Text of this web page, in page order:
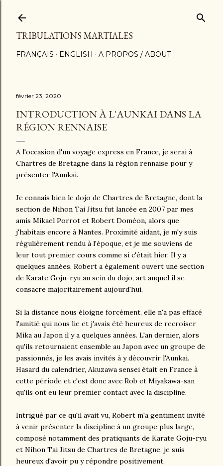
TRIBULATIONS MARTIALES
FRANÇAIS ENGLISH A PROPOS / ABOUT
février 23, 2020
INTRODUCTION À L'AUNKAI DANS LA
RÉGION RENNAISE
A l'occasion d'un voyage express en France, je serai à
Chartres de Bretagne dans la région rennaise pour y
présenter l'Aunkai.
Je connais bien le dojo de Chartres de Bretagne, dont la
section de Nihon Tai Jitsu fut lancée en 2007 par mes
amis Mikael Porrot et Robert Doméon, alors que
j'habitais encore à Nantes. Proximité aidant, je m'y suis
régulièrement rendu à l'époque, et je me souviens de
leur tout premier cours comme si c'était hier. Il y a
quelques années, Robert a également ouvert une section
de Karate Goju-ryu au sein du dojo, art auquel il se
consacre majoritairement aujourd'hui.
Si la distance nous éloigne forcément, elle n'a pas effacé
l'amitié qui nous lie et j'avais été heureux de recroiser
Mika au Japon il y a quelques années. L'an dernier, alors
qu'ils retournaient ensemble au Japon avec un groupe de
passionnés, je les avais invités à y découvrir l'Aunkai.
Hasard du calendrier, Akuzawa sensei était en France à
cette période et c'est donc avec Rob et Miyakawa-san
qu'ils ont eu leur premier contact avec la discipline.
Intrigué par ce qu'il avait vu, Robert m'a gentiment invité
à venir présenter la discipline à un groupe plus large,
composé notamment des pratiquants de Karate Goju-ryu
et Nihon Tai Jitsu de Chartres de Bretagne, je suis
heureux d'avoir pu y répondre positivement.